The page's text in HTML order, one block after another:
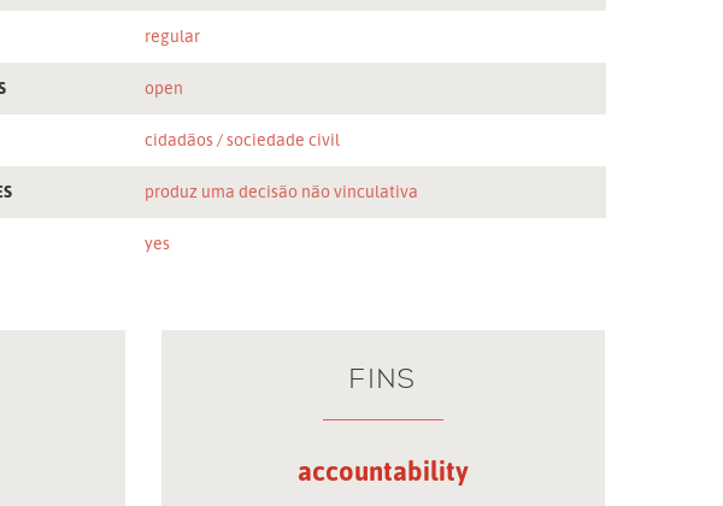
regular
open
cidadãos sociedade civil
produz uma decisão não vinculativa
yes
FINS
accountability